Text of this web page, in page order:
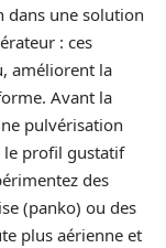
dans une solution
: ces
améliorent la
Avant la
pulvérisation
le profil gustatif
des
(panko) ou des
plus aérienne et